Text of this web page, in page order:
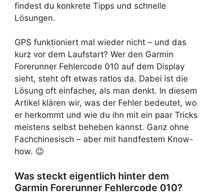
findest du konkrete Tipps und schnelle
Lösungen.
GPS funktioniert mal wieder nicht – und das
kurz vor dem Laufstart? Wer den Garmin
Forerunner Fehlercode 010 auf dem Display
sieht, steht oft etwas ratlos da. Dabei ist die
Lösung oft einfacher, als man denkt. In diesem
Artikel klären wir, was der Fehler bedeutet, wo
er herkommt und wie du ihn mit ein paar Tricks
meistens selbst beheben kannst. Ganz ohne
Fachchinesisch – aber mit handfestem Know-
how. 😉
Was steckt eigentlich hinter dem
Garmin Forerunner Fehlercode 010?